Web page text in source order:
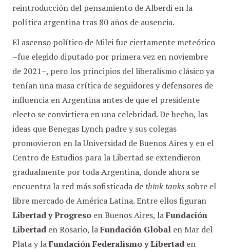
reintroducción del pensamiento de Alberdi en la
política argentina tras 80 años de ausencia.
El ascenso político de Milei fue ciertamente meteórico
–fue elegido diputado por primera vez en noviembre
de 2021–, pero los principios del liberalismo clásico ya
tenían una masa crítica de seguidores y defensores de
influencia en Argentina antes de que el presidente
electo se convirtiera en una celebridad. De hecho, las
ideas que Benegas Lynch padre y sus colegas
promovieron en la Universidad de Buenos Aires y en el
Centro de Estudios para la Libertad se extendieron
gradualmente por toda Argentina, donde ahora se
encuentra la red más sofisticada de think tanks sobre el
libre mercado de América Latina. Entre ellos figuran
Libertad y Progreso en Buenos Aires, laFundación
Libertad en Rosario, laFundación Global en Mar del
Plata y laFundación Federalismo y Libertad en